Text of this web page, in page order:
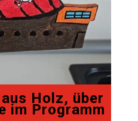
Holz, über
im Programm